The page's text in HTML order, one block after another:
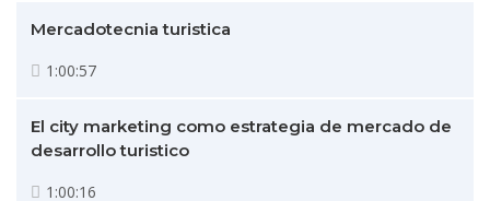
Mercadotecnia turistica
1:00:57
El city marketing como estrategia de mercado de
desarrollo turistico
1:00:16